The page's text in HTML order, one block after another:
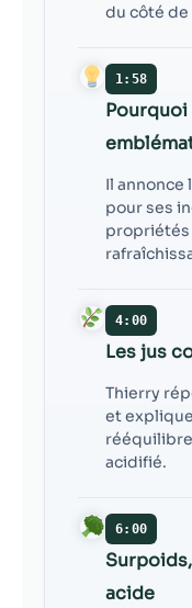
du côté de
1:58
Pourquoi
Il annonce
pour ses
4:00
Les jus
Thierry
et
acidifié.
6:00
acide